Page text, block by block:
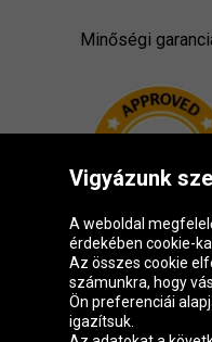
Minőségi
Oponeo csoport
Vigyázunk
A weboldal
érdekében cookie-
Az összes cookie
számunkra, hogy
Ön preferenciái
igazítsuk.